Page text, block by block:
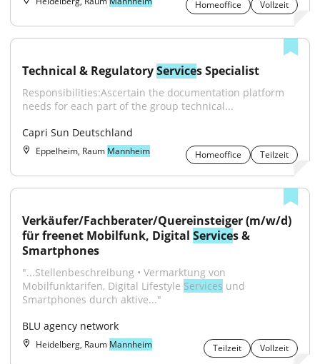
Homeoffice Vollzeit
Technical & Regulatory Services Specialist
Responsibilities:Ascertain the documentation platform
needs for each part of the group technical...
Capri Sun Deutschland
Eppelheim, Raum Mannheim Homeoffice Teilzeit
Verkäufer/Fachberater/Quereinsteiger (m/w/d)
für freenet Mobilfunk, Digital Services &
Smartphones
"...Stellenbeschreibung • Vermarktung von
Mobilfunktarifen, Digital Lifestyle Services und
Smartphones durch aktive..."
BLU agency network
Heidelberg, Raum Mannheim Teilzeit Vollzeit